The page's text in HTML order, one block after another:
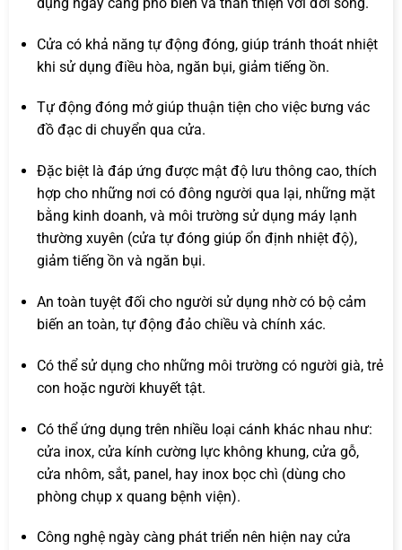
Cửa có khả năng tự động đóng, giúp tránh thoát nhiệt
khi sử dụng điều hòa, ngăn bụi, giảm tiếng ồn.
Tự động đóng mở giúp thuận tiện cho việc bưng vác
đồ đạc di chuyển qua cửa.
Đặc biệt là đáp ứng được mật độ lưu thông cao, thích
hợp cho những nơi có đông người qua lại, những mặt
bằng kinh doanh, và môi trường sử dụng máy lạnh
thường xuyên (cửa tự đóng giúp ổn định nhiệt độ),
giảm tiếng ồn và ngăn bụi.
An toàn tuyệt đối cho người sử dụng nhờ có bộ cảm
biến an toàn, tự động đảo chiều và chính xác.
Có thể sử dụng cho những môi trường có người già, trẻ
con hoặc người khuyết tật.
Có thể ứng dụng trên nhiều loại cánh khác nhau như:
cửa inox, cửa kính cường lực không khung, cửa gỗ,
cửa nhôm, sắt, panel, hay inox bọc chì (dùng cho
phòng chụp x quang bệnh viện).
Công nghệ ngày càng phát triển nên hiện nay cửa